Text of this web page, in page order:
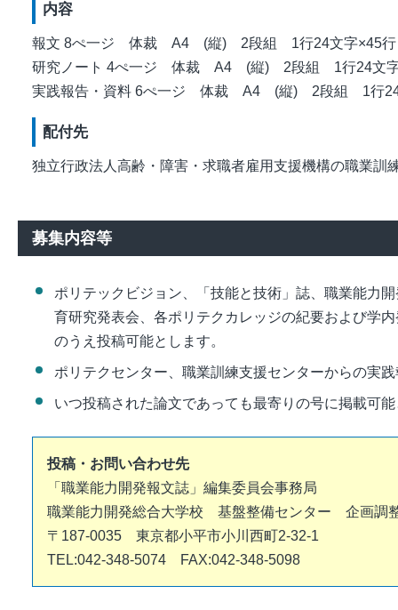
内容
報文 8ぺ一ジ 体裁 A4 (縦) 2段組 1行24文字×45行
研究ノート 4ぺ一ジ 体裁 A4 (縦) 2段組 1行24文
実践報告・資料 6ぺ一ジ 体裁 A4 (縦) 2段組 1行24
配付先
独立行政法人高齢・障害・求職者雇用支援機構の職業訓
募集内容等
ポリテックビジョン、「技能と技術」誌、職業能力
育研究発表会、各ポリテクカレッジの紀要および学
のうえ投稿可能とします。
ポリテクセンター、職業訓練支援センターからの実
いつ投稿された論文であっても最寄りの号に掲載可
投稿・お問い合わせ先
「職業能力開発報文誌」編集委員会事務局
職業能力開発総合大学校 基盤整備センター 企画調
〒187-0035 東京都小平市小川西町2-32-1
TEL:042-348-5074 FAX:042-348-5098